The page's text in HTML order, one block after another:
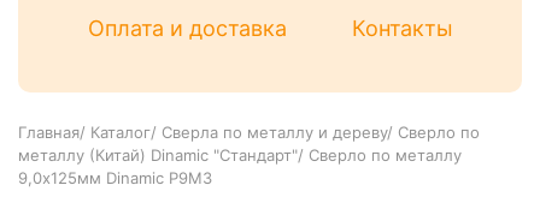
Оплата и доставка
Контакты
Главная/ Каталог/ Сверла по металлу и дереву/ Сверло по
металлу (Китай) Dinamic "Стандарт"/ Сверло по металлу
9,0х125мм Dinamic Р9М3